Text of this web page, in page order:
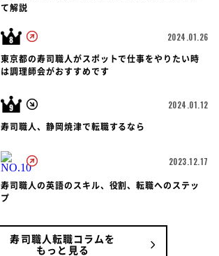
て解説
2024.01.26
東京都の寿司職人がスポットで仕事をやりたい時
は調理師会がおすすめです
2024.01.12
寿司職人、静岡焼津で転職するなら
2023.12.17
寿司職人の英語のスキル、役割、転職へのステッ
プ
寿司職人転職コラムを
もっと見る